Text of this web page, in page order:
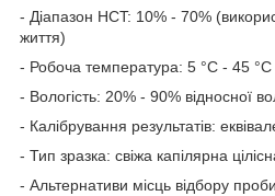
- Діапазон HCT: 10% - 70%
життя)
- Робоча температура: 5 °C - 45 °C
- Вологість: 20% - 90% відносної
- Калібрування результатів:
- Тип зразка: свіжа капілярна
- Альтернативи місць відбору